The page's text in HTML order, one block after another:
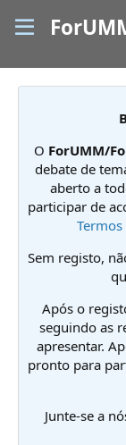
O ForUMM/
debate de
aberto a
participar de
Sem registo,
Após o
seguindo as
apresentar.
pronto para
Junte-se a